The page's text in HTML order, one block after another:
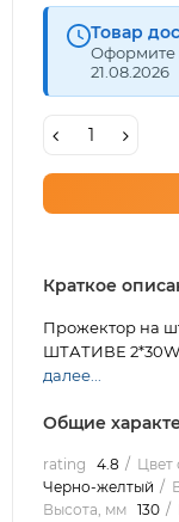
Товар
Оформите
21.08.2026
Краткое
Прожектор на
ШТАТИВЕ 2*30W
далее...
Общие
rating 4.8 Цвет
Черно-желтый
Высота, мм 130